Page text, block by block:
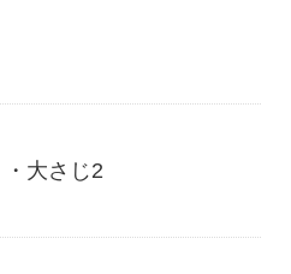
大さじ2